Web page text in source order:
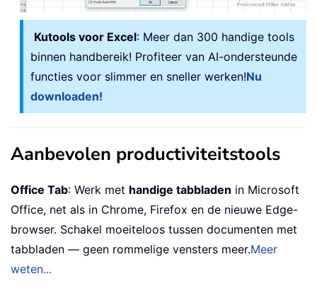
Kutools voor Excel: Meer dan 300 handige tools
binnen handbereik! Profiteer van AI-ondersteunde
functies voor slimmer en sneller werken!Nu
downloaden!
Aanbevolen productiviteitstools
Office Tab: Werk met handige tabbladen in Microsoft
Office, net als in Chrome, Firefox en de nieuwe Edge-
browser. Schakel moeiteloos tussen documenten met
tabbladen — geen rommelige vensters meer.Meer
weten...